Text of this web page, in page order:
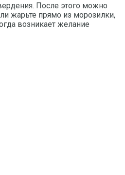
После этого можно
жарьте прямо из морозилки,
возникает желание